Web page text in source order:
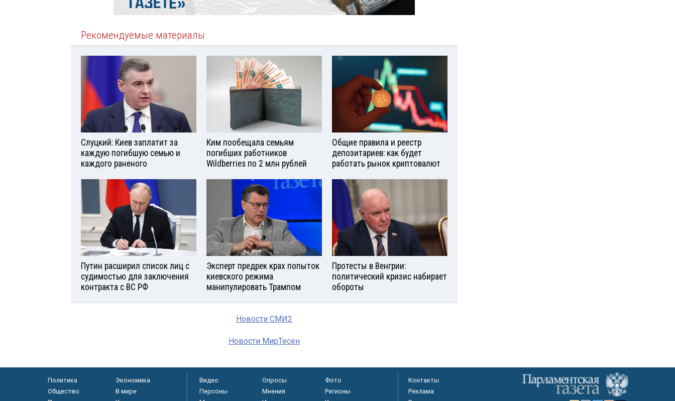
Рекомендуемые материалы
Слуцкий: Киев заплатит за
каждую погибшую семью и
каждого раненого
Ким пообещала семьям
погибших работников
Wildberries по 2 млн рублей
Общие правила и реестр
депозитариев: как будет
работать рынок криптовалют
Путин расширил список лиц с
судимостью для заключения
контракта с ВС РФ
Эксперт предрек крах попыток
киевского режима
манипулировать Трампом
Протесты в Венгрии:
политический кризис набирает
обороты
Новости СМИ2
Новости МирТесен
Политика
Экономика
Общество
В мире
Видео Опросы
Фото
Персоны
Мнения
Регионы
Контакты
Реклама